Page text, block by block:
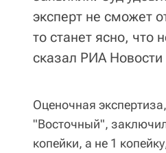
эксперт не сможет
то станет ясно, что
сказал РИА Новости
Оценочная
"Восточный",
копейки, а не 1